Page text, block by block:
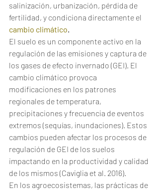
salinización, urbanización, pérdida de
fertilidad, y condiciona directamente el
cambio climático.
El suelo es un componente activo en la
regulación de las emisiones y captura de
los gases de efecto invernado (GEI). El
cambio climático provoca
modificaciones en los patrones
regionales de temperatura,
precipitaciones y frecuencia de eventos
extremos (sequías, inundaciones). Estos
cambios pueden afectar los procesos de
regulación de GEI de los suelos
impactando en la productividad y calidad
de los mismos (Caviglia et al. 2016).
En los agroecosistemas, las prácticas de